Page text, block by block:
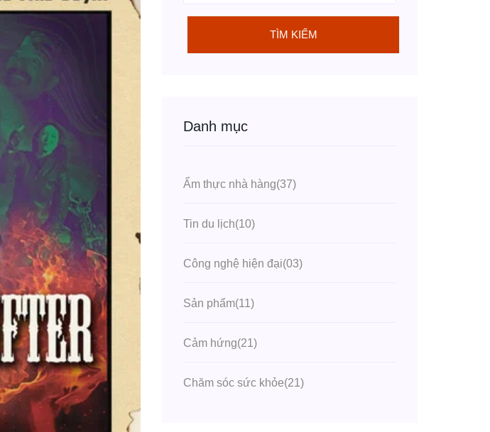
TÌM KIẾM
Danh mục
Ẩm thực nhà hàng(37)
Tin du lịch(10)
Công nghệ hiện đại(03)
Sản phẩm(11)
Cảm hứng(21)
Chăm sóc sức khỏe(21)